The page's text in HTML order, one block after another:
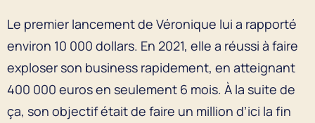
Le premier lancement de Véronique lui a rapporté
environ 10 000 dollars. En 2021, elle a réussi à faire
exploser son business rapidement, en atteignant
400 000 euros en seulement 6 mois. À la suite de
ça, son objectif était de faire un million d’ici la fin